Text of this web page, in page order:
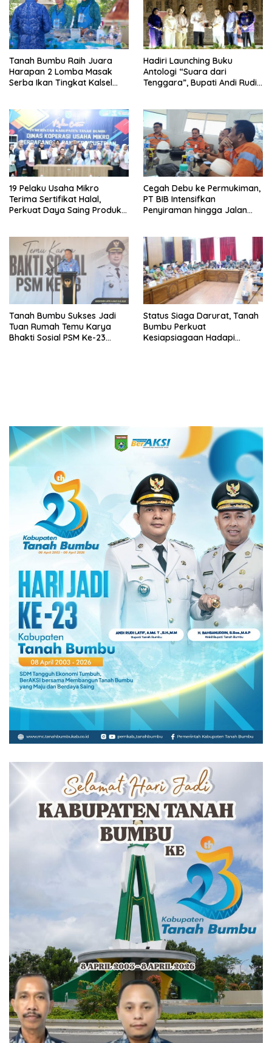
Tanah Bumbu Raih Juara
Harapan 2 Lomba Masak
Serba Ikan Tingkat Kalsel
Hadiri Launching Buku
Antologi “Suara dari
Tenggara”, Bupati Andi Rudi
Bumi Bersujud
19 Pelaku Usaha Mikro
Terima Sertifikat Halal,
Perkuat Daya Saing Produk
Cegah Debu ke Permukiman,
PT BIB Intensifkan
Penyiraman hingga Jalan
Tanah Bumbu Sukses Jadi
Tuan Rumah Temu Karya
Bhakti Sosial PSM Ke-23
Status Siaga Darurat, Tanah
Bumbu Perkuat
Kesiapsiagaan Hadapi